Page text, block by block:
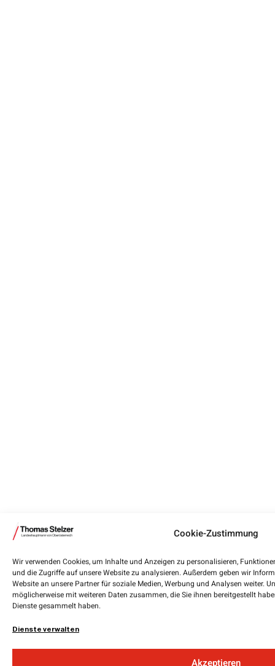
Cookie-Zustimmung
Wir verwenden Cookies, um Inhalte und Anzeigen zu personalisieren,
und die Zugriffe auf unsere Website zu analysieren. Außerdem geben wir
Website an unsere Partner für soziale Medien, Werbung und Analysen weiter.
möglicherweise mit weiteren Daten zusammen, die Sie ihnen bereitgestellt
Dienste gesammelt haben.
Dienste verwalten
Akzeptieren